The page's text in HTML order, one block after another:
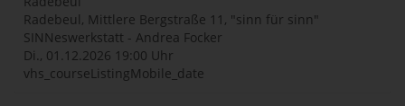
Radebeul, Mittlere Bergstraße 11, "sinn für sinn"
SINNeswerkstatt - Andrea Focker
Di., 01.12.2026 19:00 Uhr
vhs_courseListingMobile_date